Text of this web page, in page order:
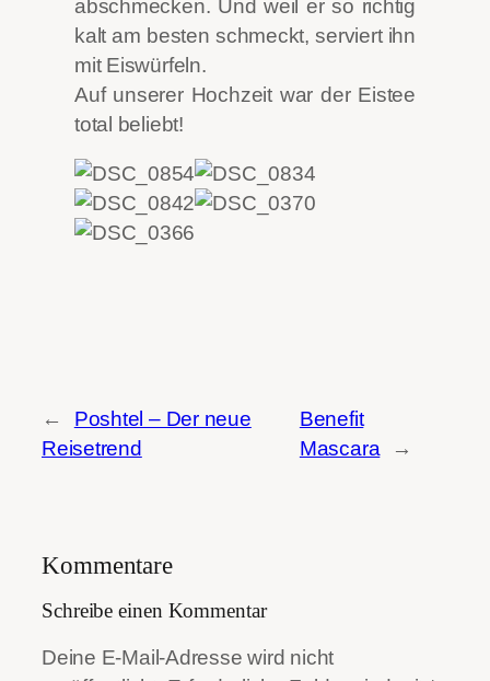
abschmecken. Und weil er so richtig
kalt am besten schmeckt, serviert ihn
mit Eiswürfeln.
Auf unserer Hochzeit war der Eistee
total beliebt!
←
Poshtel – Der neue
Reisetrend
Benefit
Mascara
→
Kommentare
Schreibe einen Kommentar
Deine E-Mail-Adresse wird nicht